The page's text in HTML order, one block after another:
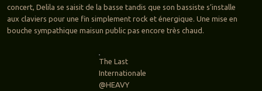
concert, Delila se saisit de la basse tandis que son bassiste s’installe
aux claviers pour une fin simplement rock et énergique. Une mise en
bouche sympathique maisun public pas encore très chaud.
The Last
Internationale
@HEAVY